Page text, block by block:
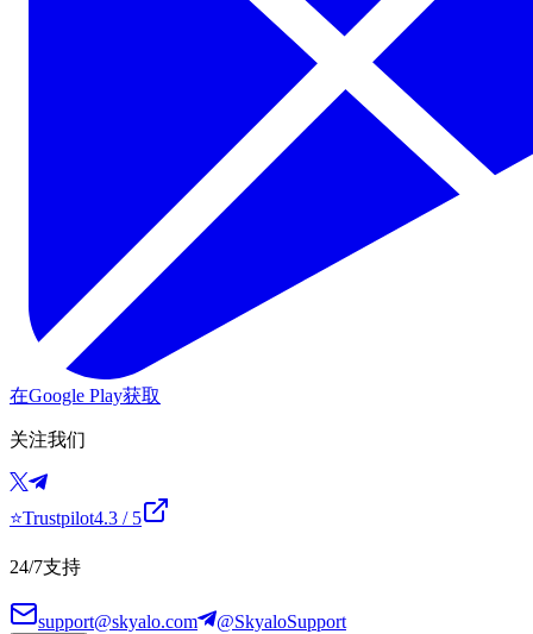
在Google Play获取
关注我们
⭐Trustpilot4.3 / 5
24/7支持
support@skyalo.com @SkyaloSupport